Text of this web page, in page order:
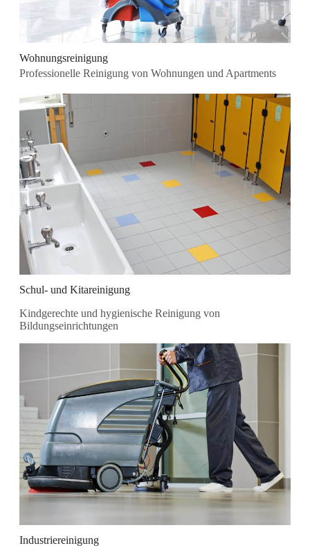
Wohnungsreinigung
Professionelle Reinigung von Wohnungen und Apartments
Schul- und Kitareinigung
Kindgerechte und hygienische Reinigung von
Bildungseinrichtungen
Industriereinigung